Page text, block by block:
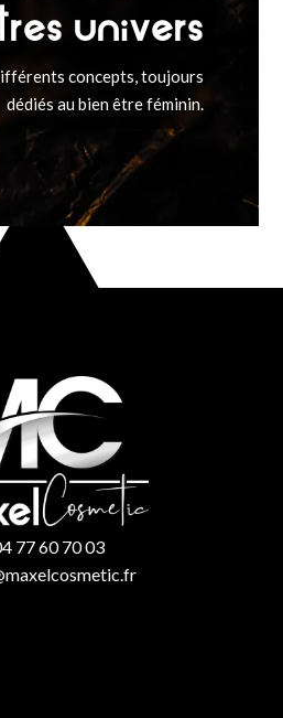
univers
concepts, toujours
dédiés au bien être féminin.
77 60 70 03